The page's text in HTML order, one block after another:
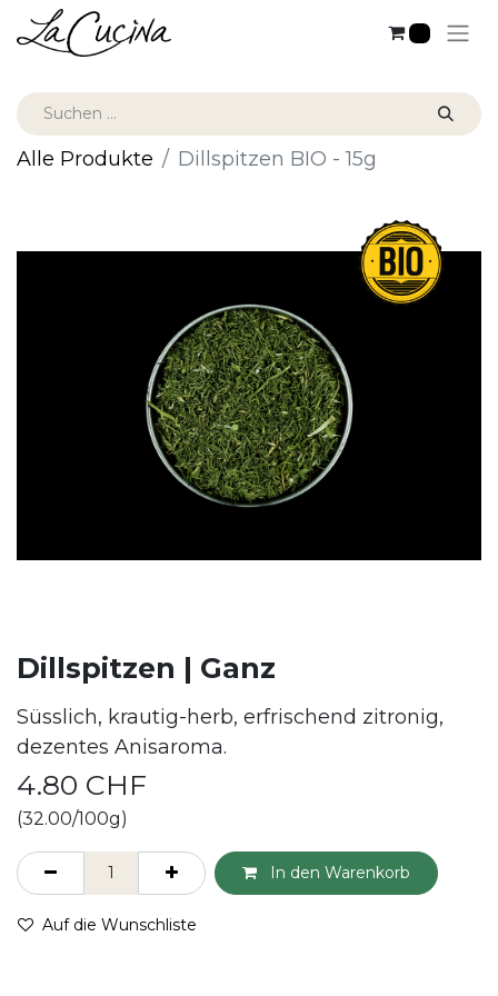
Alle Produkte Dillspitzen BIO - 15g
Dillspitzen | Ganz
Süsslich, krautig-herb, erfrischend zitronig,
dezentes Anisaroma.
4.80 CHF
(32.00/100g)
In den Warenkorb
Auf die Wunschliste